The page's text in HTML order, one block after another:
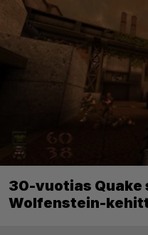
30-vuotias Quake
Wolfenstein-